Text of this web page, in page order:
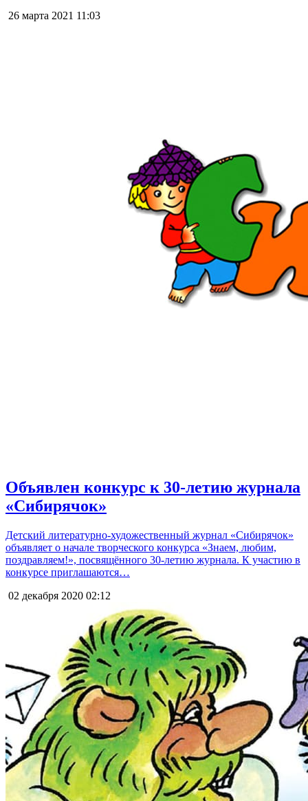
26 марта 2021 11:03
Объявлен конкурс к 30-летию журнала
«Сибирячок»
Детский литературно-художественный журнал «Сибирячок»
объявляет о начале творческого конкурса «Знаем, любим,
поздравляем!», посвящённого 30-летию журнала. К участию в
конкурсе приглашаются…
02 декабря 2020 02:12